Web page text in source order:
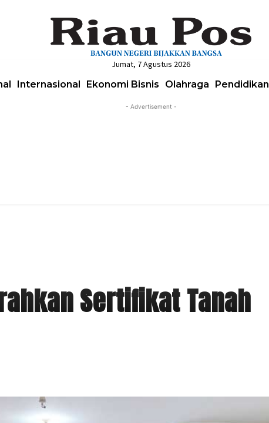
Jumat, 7 Agustus 2026
Internasional Ekonomi Bisnis Olahraga Pendidikan
- Advertisement -
Sertifikat Tanah